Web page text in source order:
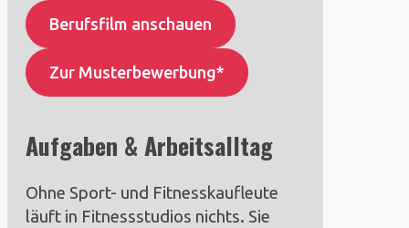
Berufsfilm anschauen
Zur Musterbewerbung*
Aufgaben & Arbeitsalltag
Ohne Sport- und Fitnesskaufleute
läuft in Fitnessstudios nichts. Sie